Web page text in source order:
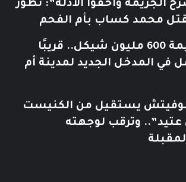
الجريمة وأخفوا الأدلة”: تطور
محمد كساب بأم الفحم
استثمار بقيمة 600 مليون شيكل.. قريبًا
في المدخل الجديد لمدينة أم
يستقيل من الكنيست
وترقب لوجهته